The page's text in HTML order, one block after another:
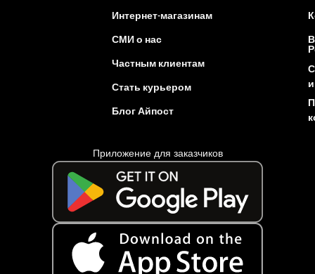
Интернет-магазинам
СМИ о нас
Частным клиентам
Стать курьером
Блог Айпост
Приложение для заказчиков